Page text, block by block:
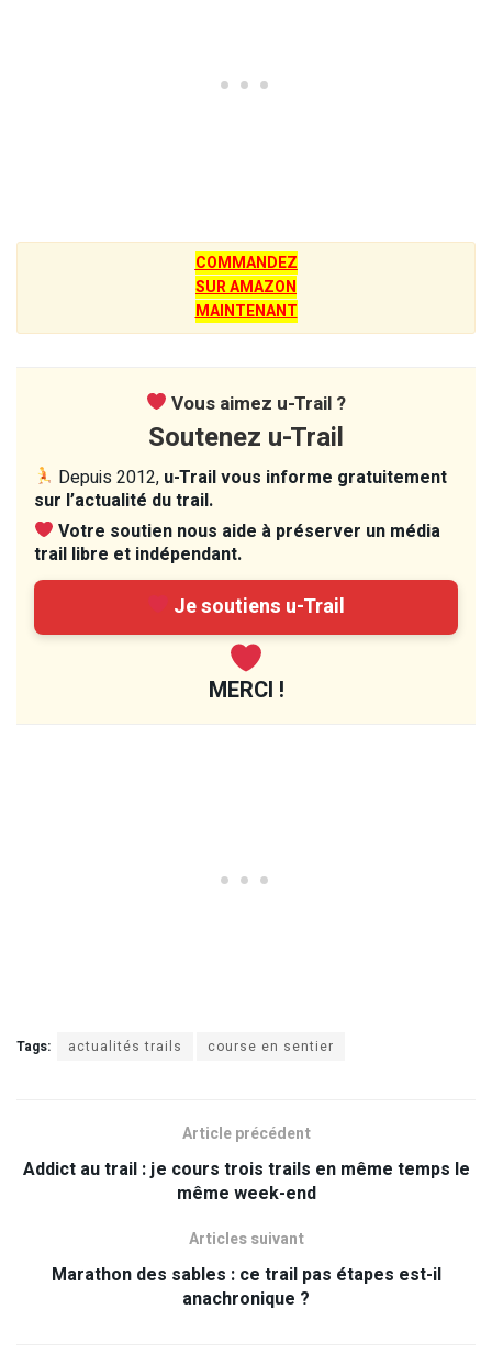
COMMANDEZ
SUR AMAZON
MAINTENANT
Vous aimez u-Trail ?
Soutenez u-Trail
Depuis 2012, u-Trail vous informe gratuitement
sur l’actualité du trail.
Votre soutien nous aide à préserver un média
trail libre et indépendant.
Je soutiens u-Trail
MERCI !
Tags: actualités trails course en sentier
Article précédent
Addict au trail : je cours trois trails en même temps le
même week-end
Articles suivant
Marathon des sables : ce trail pas étapes est-il
anachronique ?